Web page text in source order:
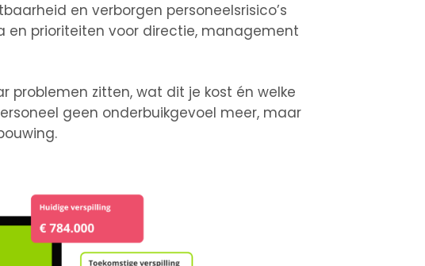
en verborgen personeelsrisico’s
prioriteiten voor directie, management
problemen zitten, wat dit je kost én welke
geen onderbuikgevoel meer, maar
.